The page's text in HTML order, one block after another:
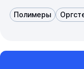
Полимеры